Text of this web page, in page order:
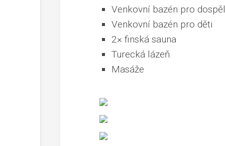
Venkovní bazén pro
Venkovní bazén pro děti
2× finská sauna
Turecká lázeň
Masáže